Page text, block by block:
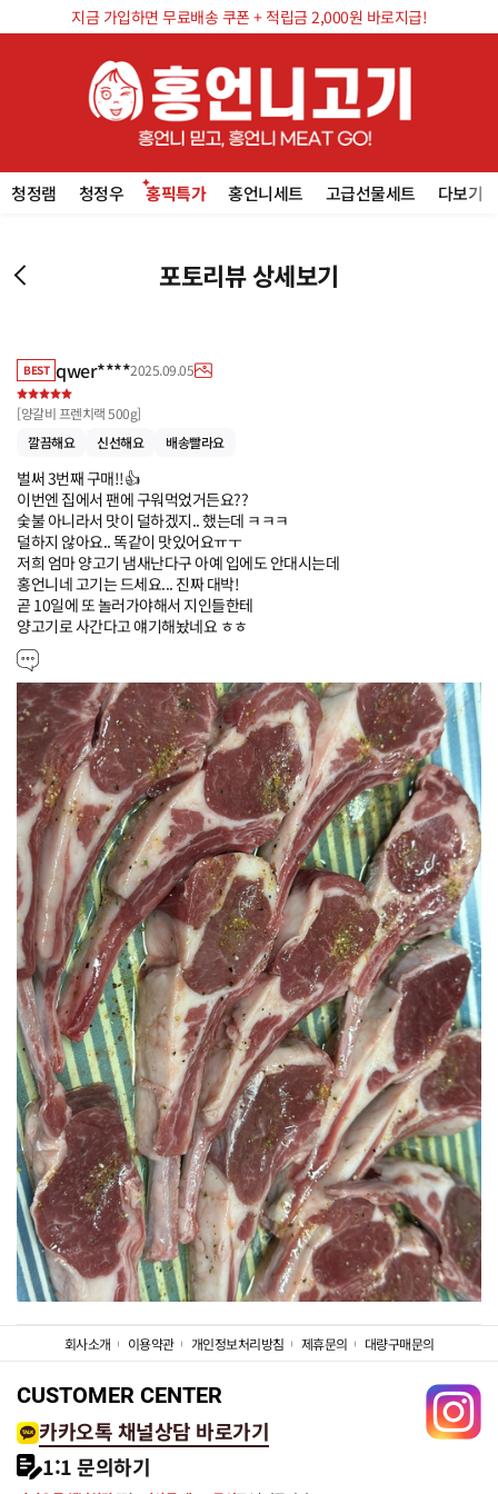
지금 가입하면 무료배송 쿠폰 + 적립금 2,000원 바로지급!
청정램 청정우 홍픽특가 홍언니세트 고급선물세트 다보기
포토리뷰 상세보기
BEST qwer****2025.09.05
[양갈비 프렌치랙 500g]
깔끔해요
신선해요 배송빨라요
벌써 3번째 구매!!👍
이번엔 집에서 팬에 구워먹었거든요??
숯불 아니라서 맛이 덜하겠지.. 했는데 ㅋㅋㅋ
덜하지 않아요.. 똑같이 맛있어요ㅠㅜ
저희 엄마 양고기 냄새난다구 아예 입에도 안대시는데
홍언니네 고기는 드세요... 진짜 대박!
곧 10일에 또 놀러가야해서 지인들한테
양고기로 사간다고 얘기해놨네요 ㅎㅎ
회사소개 이용약관 개인정보처리방침 제휴문의 대량구매문의
CUSTOMER CENTER
카카오톡 채널상담 바로가기
1:1 문의하기